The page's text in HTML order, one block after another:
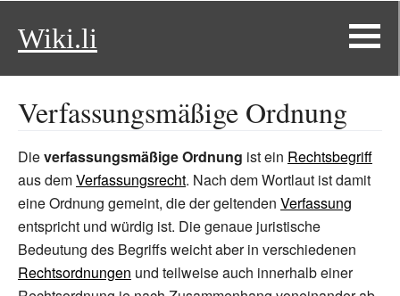
Wiki.li
Verfassungsmäßige Ordnung
Dieverfassungsmäßige Ordnung ist ein Rechtsbegriff
aus demVerfassungsrecht. Nach dem Wortlaut ist damit
eine Ordnung gemeint, die der geltenden Verfassung
entspricht und würdig ist. Die genaue juristische
Bedeutung des Begriffs weicht aber in verschiedenen
Rechtsordnungen und teilweise auch innerhalb einer